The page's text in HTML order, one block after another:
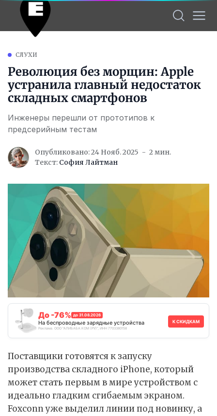
СЛУХИ
Революция без морщин: Apple
устранила главный недостаток
складных смартфонов
Инженеры перешли от прототипов к
предсерийным тестам
Опубликовано: 24 Нояб. 2025
2 мин.
Текст: София Лайтман
До -76% до 31.08.2026
На беспроводные зарядные устройства
Реклама. ООО "АЛИБАБА.КОМ (РУ)", ИНН 7703380158
К СКИДКАМ
Поставщики готовятся к запуску
производства складного iPhone, который
может стать первым в мире устройством с
идеально гладким сгибаемым экраном.
Foxconn уже выделил линии под новинку, а